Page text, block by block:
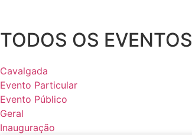
TODOS OS EVENTOS
Cavalgada
Evento Particular
Evento Público
Geral
Inauguração